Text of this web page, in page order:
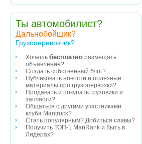
Ты автомобилист?
Дальнобойщик?
Грузоперевозчик?
Хочешь бесплатно размещать
объявление?
Создать собственный блог?
Публиковать новости и полезные
материалы про грузопервозки?
Продавать и покупать грузовики и
запчасти?
Общаться с другими участниками
клуба Mantruck?
Стать популярным? Добиться славы?
Получить ТОП-1 ManRank и быть в
Лидерах?